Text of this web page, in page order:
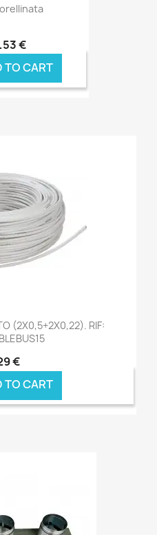
€
TO CART
(2X0,5+2X0,22). RIF:
€
TO CART